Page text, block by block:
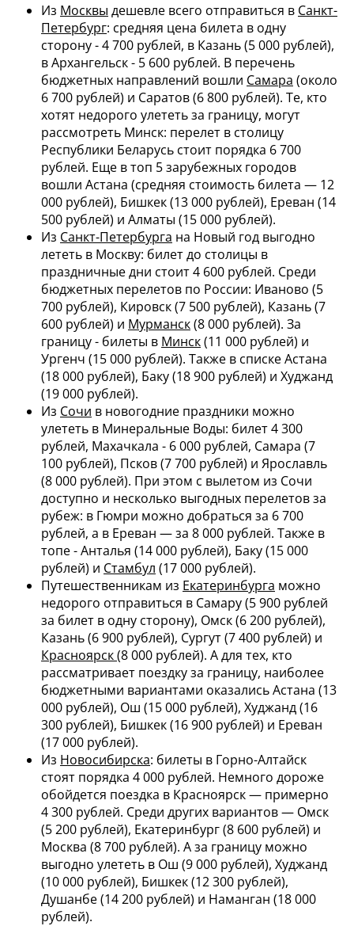
Из Москвы дешевле всего отправиться в Санкт-
Петербург: средняя цена билета в одну
сторону - 4 700 рублей, в Казань (5 000 рублей),
в Архангельск - 5 600 рублей. В перечень
бюджетных направлений вошли Самара (около
6 700 рублей) и Саратов (6 800 рублей). Те, кто
хотят недорого улететь за границу, могут
рассмотреть Минск: перелет в столицу
Республики Беларусь стоит порядка 6 700
рублей. Еще в топ 5 зарубежных городов
вошли Астана (средняя стоимость билета ― 12
000 рублей), Бишкек (13 000 рублей), Ереван (14
500 рублей) и Алматы (15 000 рублей).
Из Санкт-Петербурга на Новый год выгодно
лететь в Москву: билет до столицы в
праздничные дни стоит 4 600 рублей. Среди
бюджетных перелетов по России: Иваново (5
700 рублей), Кировск (7 500 рублей), Казань (7
600 рублей) и Мурманск(8 000 рублей). За
границу - билеты в Минск(11 000 рублей) и
Ургенч (15 000 рублей). Также в списке Астана
(18 000 рублей), Баку (18 900 рублей) и Худжанд
(19 000 рублей).
Из Сочи в новогодние праздники можно
улететь в Минеральные Воды: билет 4 300
рублей, Махачкала - 6 000 рублей, Самара (7
100 рублей), Псков (7 700 рублей) и Ярославль
(8 000 рублей). При этом с вылетом из Сочи
доступно и несколько выгодных перелетов за
рубеж: в Гюмри можно добраться за 6 700
рублей, а в Ереван — за 8 000 рублей. Также в
топе - Анталья (14 000 рублей), Баку (15 000
рублей) и Стамбул (17 000 рублей).
Путешественникам из Екатеринбурга можно
недорого отправиться в Самару (5 900 рублей
за билет в одну сторону), Омск (6 200 рублей),
Казань (6 900 рублей), Сургут (7 400 рублей) и
Красноярск(8 000 рублей). А для тех, кто
рассматривает поездку за границу, наиболее
бюджетными вариантами оказались Астана (13
000 рублей), Ош (15 000 рублей), Худжанд (16
300 рублей), Бишкек (16 900 рублей) и Ереван
(17 000 рублей).
Из Новосибирска: билеты в Горно-Алтайск
стоят порядка 4 000 рублей. Немного дороже
обойдется поездка в Красноярск — примерно
4 300 рублей. Среди других вариантов — Омск
(5 200 рублей), Екатеринбург (8 600 рублей) и
Москва (8 700 рублей). А за границу можно
выгодно улететь в Ош (9 000 рублей), Худжанд
(10 000 рублей), Бишкек (12 300 рублей),
Душанбе (14 200 рублей) и Наманган (18 000
рублей).